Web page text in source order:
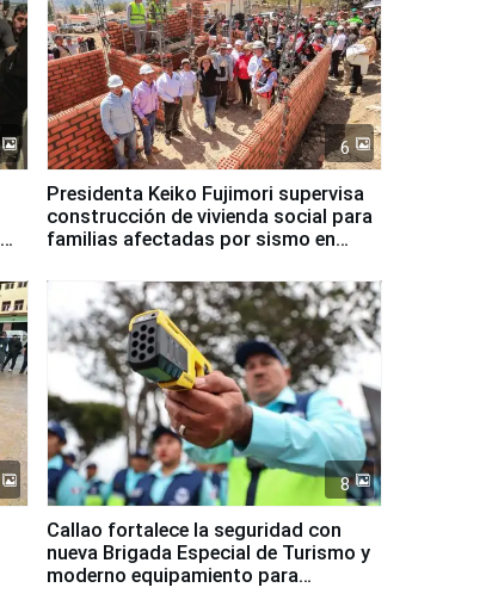
6
Presidenta Keiko Fujimori supervisa
construcción de vivienda social para
familias afectadas por sismo en
8
Callao fortalece la seguridad con
nueva Brigada Especial de Turismo y
moderno equipamiento para